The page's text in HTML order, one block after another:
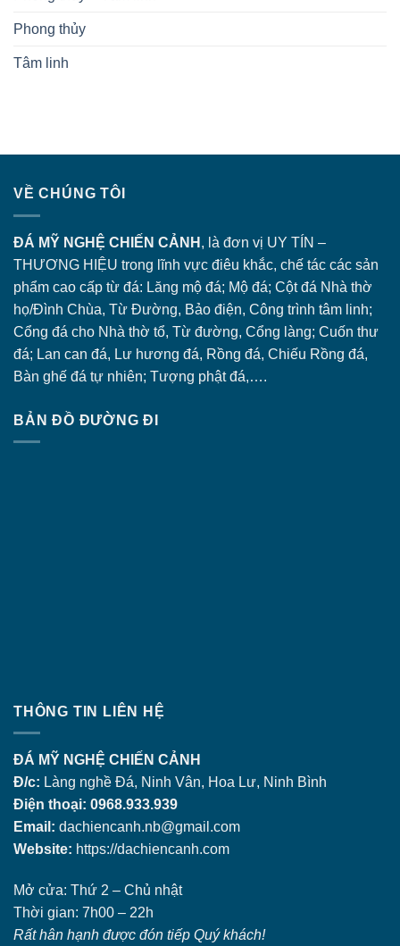
Phong thủy
Tâm linh
VỀ CHÚNG TÔI
ĐÁ MỸ NGHỆ CHIẾN CẢNH , là đơn vị UY TÍN –
THƯƠNG HIỆU trong lĩnh vực điêu khắc, chế tác các sản
phẩm cao cấp từ đá: Lăng mộ đá; Mộ đá; Cột đá Nhà thờ
họ/Đình Chùa, Từ Đường, Bảo điện, Công trình tâm linh;
Cổng đá cho Nhà thờ tổ, Từ đường, Cổng làng; Cuốn thư
đá; Lan can đá, Lư hương đá, Rồng đá, Chiếu Rồng đá,
Bàn ghế đá tự nhiên; Tượng phật đá,….
BẢN ĐỒ ĐƯỜNG ĐI
THÔNG TIN LIÊN HỆ
ĐÁ MỸ NGHỆ CHIẾN CẢNH
Đ/c: Làng nghề Đá, Ninh Vân, Hoa Lư, Ninh Bình
Điện thoại: 0968.933.939
Email: dachiencanh.nb@gmail.com
Website: https://dachiencanh.com
Mở cửa: Thứ 2 – Chủ nhật
Thời gian: 7h00 – 22h
Rất hân hạnh được đón tiếp Quý khách!